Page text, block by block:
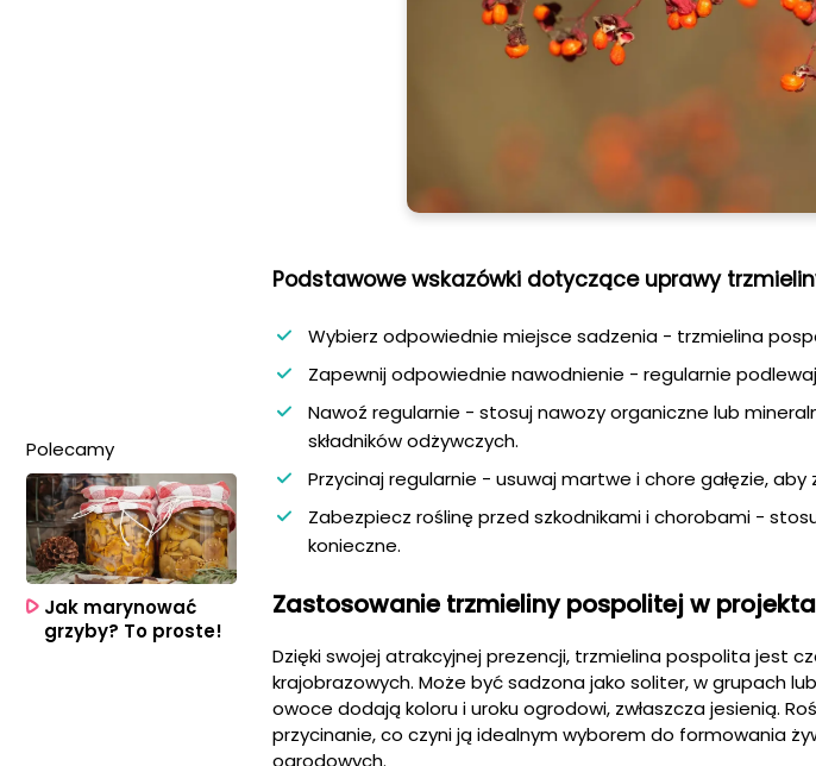
Podstawowe wskazówki dotyczące uprawy
Wybierz odpowiednie miejsce sadzenia - trzmielina
Zapewnij odpowiednie nawodnienie - regularnie
Nawoź regularnie - stosuj nawozy organiczne lub
składników odżywczych.
Przycinaj regularnie - usuwaj martwe i chore gałęzie,
Zabezpiecz roślinę przed szkodnikami i chorobami -
konieczne.
Zastosowanie trzmieliny pospolitej w
Dzięki swojej atrakcyjnej prezencji, trzmielina pospolita jest
krajobrazowych. Może być sadzona jako soliter, w grupach
owoce dodają koloru i uroku ogrodowi, zwłaszcza jesienią.
przycinanie, co czyni ją idealnym wyborem do formowania
ogrodowych.
Polecamy
Jak marynować
grzyby? To proste!